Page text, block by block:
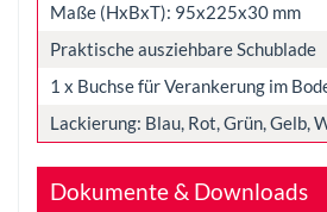
Maße (HxBxT): 95x225x30 mm
Praktische ausziehbare Schublade
1 x Buchse für Verankerung im
Lackierung: Blau, Rot, Grün, Gelb,
Dokumente & Downloads